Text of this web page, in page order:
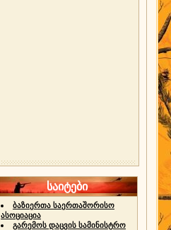
საიტები
ბაზიერთა საერთაშორისო
ასოციაცია
გარემოს დაცვის სამინისტრო